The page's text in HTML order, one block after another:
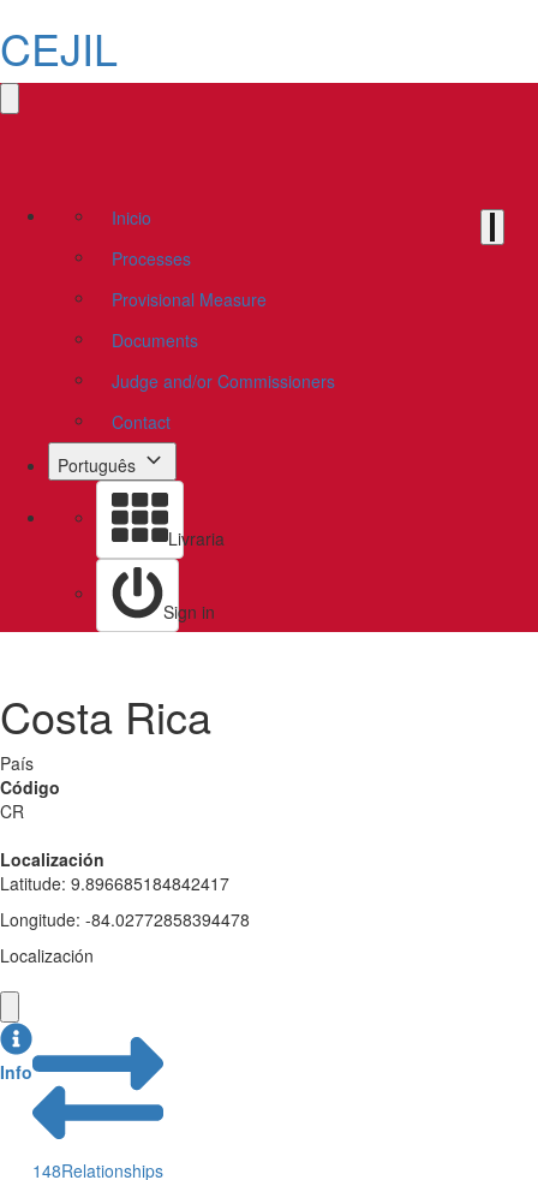
CEJIL
Inicio
Processes
Provisional Measure
Documents
Judge and/or Commissioners
Contact
Português
Livraria
Sign in
Costa Rica
País
Código
CR
Localización
Latitude: 9.896685184842417
Longitude: -84.02772858394478
Localización
Info
148Relationships